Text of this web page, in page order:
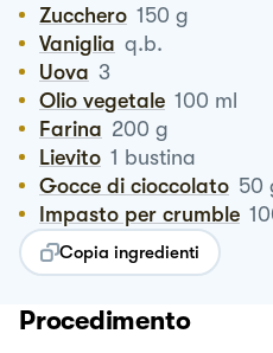
Zucchero 150 g
Vaniglia q.b.
Uova 3
Olio vegetale 100 ml
Farina 200 g
Lievito 1 bustina
Gocce di cioccolato 50
Impasto per crumble
Copia ingredienti
Procedimento